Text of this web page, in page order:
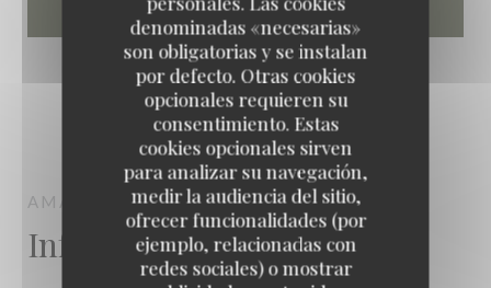
denominadas «necesarias»
son obligatorias y se instalan
por defecto. Otras cookies
opcionales requieren su
consentimiento. Estas
cookies opcionales sirven
para analizar su navegación,
medir la audiencia del sitio,
ofrecer funcionalidades (por
ejemplo, relacionadas con
redes sociales) o mostrar
AMAGAT CUEVA PARA COMERPARIS
Información general